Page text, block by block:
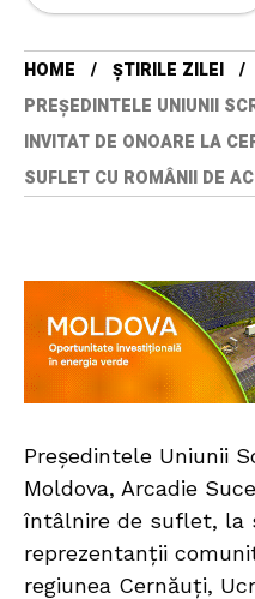
HOME
ȘTIRILE ZILEI
PREȘEDINTELE UNIUNII
INVITAT DE ONOARE LA
SUFLET CU ROMÂNII DE
Președintele Uniunii
Moldova, Arcadie
întâlnire de suflet, la
reprezentanții
regiunea Cernăuți,